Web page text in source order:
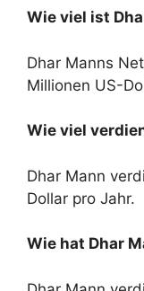
Wie viel ist
Dhar Manns
Millionen US-
Wie viel
Dhar Mann
Dollar pro Jahr.
Wie hat Dhar